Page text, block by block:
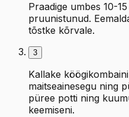
Praadige umbes 10-
pruunistunud.
tõstke kõrvale.
3
Kallake
maitseainesegu ning
püree potti ning
keemiseni.